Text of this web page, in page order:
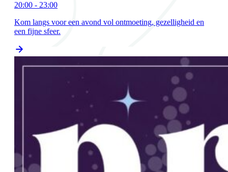
20:00 - 23:00
Kom langs voor een avond vol ontmoeting, gezelligheid en
een fijne sfeer.